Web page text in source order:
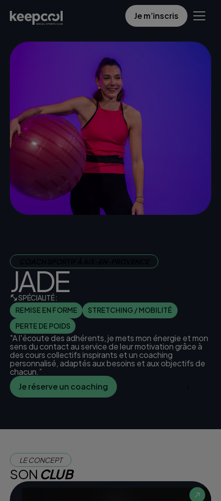
Je m’inscris
JADE
SPÉCIALITÉ :
REMISE EN FORME
STRETCHING / MOBILITÉ
PERTE DE POIDS
"A l'écoute des adhérents, je mets mon énergie et mon
sens du contact au service de leur motivation grâce à
des cours collectifs inspirants et un coaching
personnalisé, adaptés aux besoins et aux objectifs de
chacun.”
Je réserve un coaching
LE CONCEPT
SON CLUB